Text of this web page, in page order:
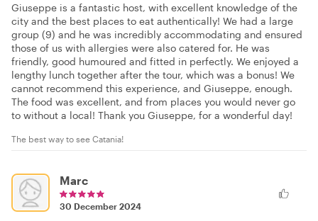
Giuseppe is a fantastic host, with excellent knowledge of the
city and the best places to eat authentically! We had a large
group (9) and he was incredibly accommodating and ensured
those of us with allergies were also catered for. He was
friendly, good humoured and fitted in perfectly. We enjoyed a
lengthy lunch together after the tour, which was a bonus! We
cannot recommend this experience, and Giuseppe, enough.
The food was excellent, and from places you would never go
to without a local! Thank you Giuseppe, for a wonderful day!
The best way to see Catania!
Marc
30 December 2024